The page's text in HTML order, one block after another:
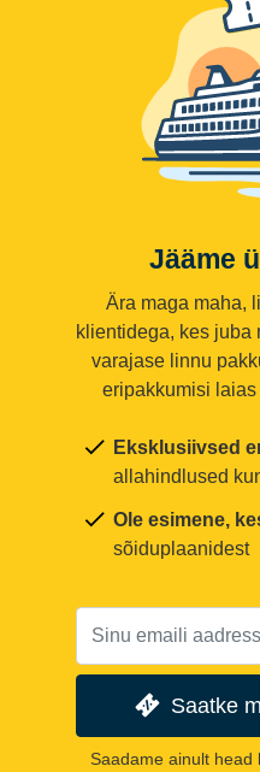
Jääme
Ära maga maha,
klientidega, kes juba
varajase linnu
eripakkumisi
Eksklusiivsed
allahindlused
Ole esimene,
sõiduplaanidest
Saatke
Saadame ainult head